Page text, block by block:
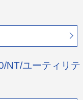
NT/ユーティリテ